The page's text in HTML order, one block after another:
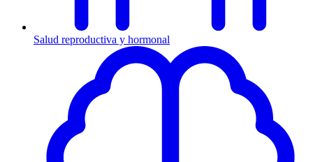
Salud reproductiva y hormonal